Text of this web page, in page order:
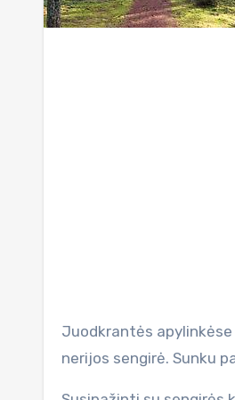
Juodkrantės apylinkėse išlikusios parabolinės kopos, apaugusios šimtametėmis pušimis ir eglėmis – tai Kuršių
nerijos sengirė. Sunku